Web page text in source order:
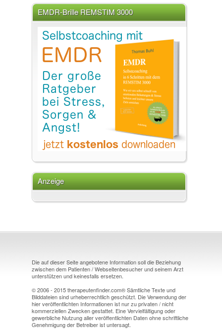
EMDR-Brille REMSTIM 3000
Anzeige
Die auf dieser Seite angebotene Information soll die Beziehung
zwischen dem Patienten / Webseitenbesucher und seinem Arzt
unterstützen und keinesfalls ersetzen.
© 2006 - 2015 therapeutenfinder.com® Sämtliche Texte und
Bilddateien sind urheberrechtlich geschützt. Die Verwendung der
hier veröffentlichten Informationen ist nur zu privaten / nicht
kommerziellen Zwecken gestattet. Eine Vervielfältigung oder
gewerbliche Nutzung aller veröffentlichten Daten ohne schriftliche
Genehmigung der Betreiber ist untersagt.